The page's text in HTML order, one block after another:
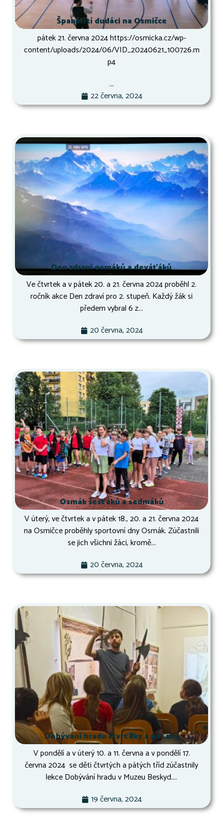
Španělští dudáci na Osmičce
pátek 21. června 2024 https://osmicka.cz/wp-
content/uploads/2024/06/VID_20240621_100726.m
p4
...
22 června, 2024
Den zdraví osmáků a deváťáků
Ve čtvrtek a v pátek 20. a 21. června 2024 proběhl 2.
ročník akce Den zdraví pro 2. stupeň. Každý žák si
předem vybral 6 z...
20 června, 2024
Osmák šesťáků a sedmáků
V úterý, ve čtvrtek a v pátek 18., 20. a 21. června 2024
na Osmičce proběhly sportovní dny Osmák. Zúčastnili
se jich všichni žáci, kromě...
20 června, 2024
Dobývání hradu čtvrťáky a páťáky
V pondělí a v úterý 10. a 11. června a v pondělí 17.
června 2024 se děti čtvrtých a pátých tříd zúčastnily
lekce Dobývání hradu v Muzeu Beskyd....
19 června, 2024